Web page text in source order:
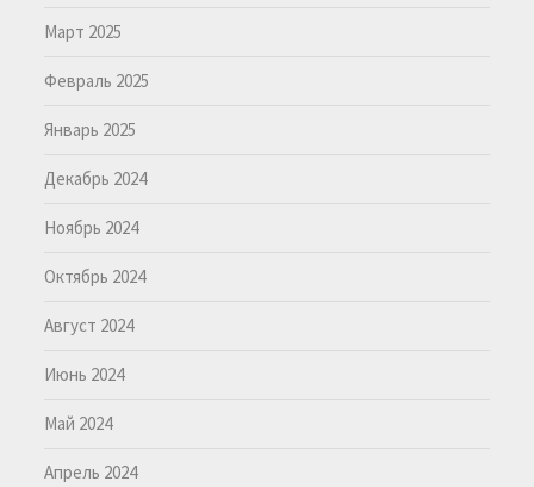
Март 2025
Февраль 2025
Январь 2025
Декабрь 2024
Ноябрь 2024
Октябрь 2024
Август 2024
Июнь 2024
Май 2024
Апрель 2024